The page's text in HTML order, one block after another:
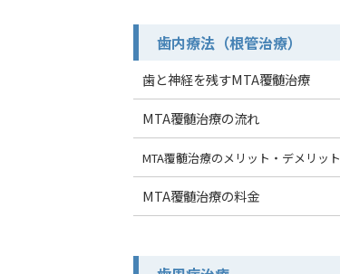
歯内療法（根管治療）
歯と神経を残すMTA覆髄治療
MTA覆髄治療の流れ
MTA覆髄治療のメリット・デメリット
MTA覆髄治療の料金